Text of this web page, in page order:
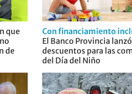
que
de
Con financiamiento
El Banco Provincia lanzó
descuentos para las
del Día del Niño